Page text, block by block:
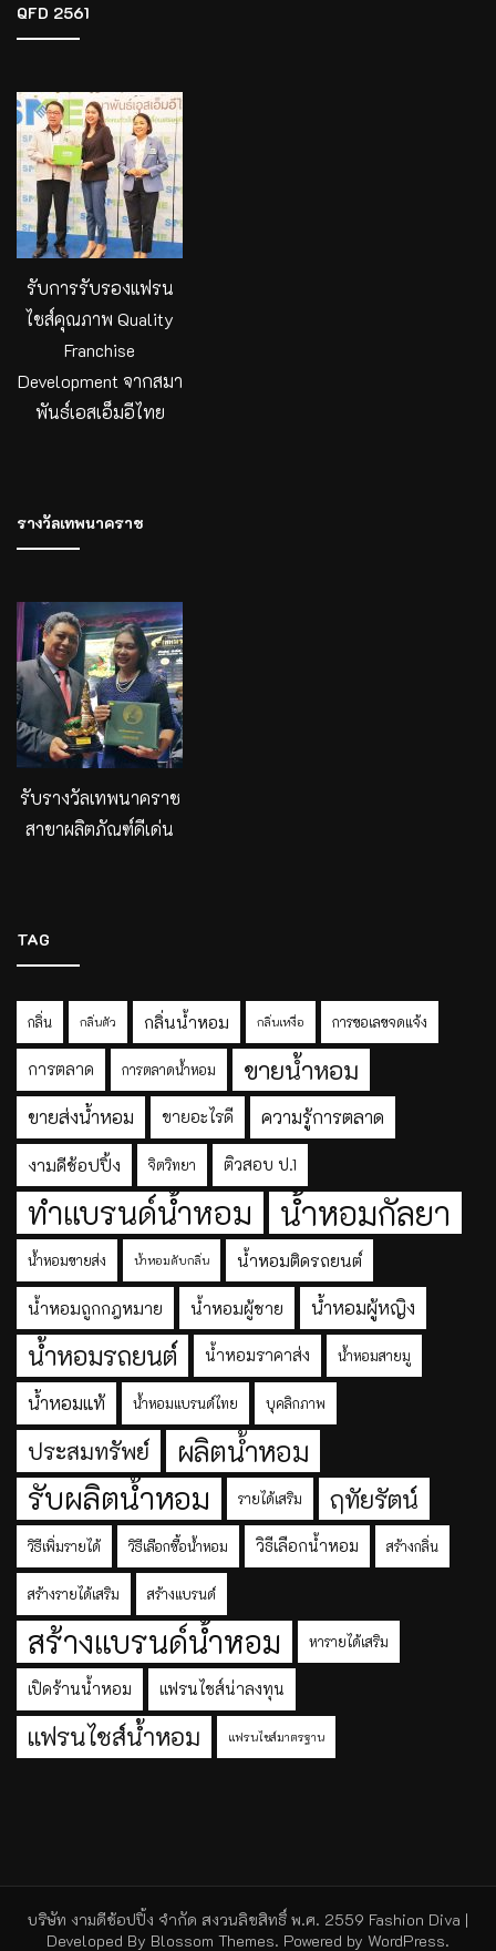
QFD 2561
รับการรับรองแฟรน
ไชส์คุณภาพ Quality
Franchise
Development จากสมา
พันธ์เอสเอ็มอีไทย
รางวัลเทพนาคราช
รับรางวัลเทพนาคราช
สาขาผลิตภัณฑ์ดีเด่น
TAG
กลิ่น กลิ่นตัว กลิ่นน้ำหอม กลิ่นเหงื่อ การขอเลขจดแจ้ง
การตลาด การตลาดน้ำหอม ขายน้ำหอม
ขายส่งน้ำหอม ขายอะไรดี ความรู้การตลาด
งามดีช้อปปิ้ง จิตวิทยา ติวสอบ ป.1
ทำแบรนด์น้ำหอม น้ำหอมกัลยา
น้ำหอมขายส่ง น้ำหอมดับกลิ่น น้ำหอมติดรถยนต์
น้ำหอมถูกกฎหมาย น้ำหอมผู้ชาย น้ำหอมผู้หญิง
น้ำหอมรถยนต์ น้ำหอมราคาส่ง น้ำหอมสายมู
น้ำหอมแท้ น้ำหอมแบรนด์ไทย บุคลิกภาพ
ประสมทรัพย์ ผลิตน้ำหอม
รับผลิตน้ำหอม รายได้เสริม ฤทัยรัตน์
วิธีเพิ่มรายได้ วิธีเลือกซื้อน้ำหอม วิธีเลือกน้ำหอม สร้างกลิ่น
สร้างรายได้เสริม สร้างแบรนด์
สร้างแบรนด์น้ำหอม หารายได้เสริม
เปิดร้านน้ำหอม แฟรนไชส์น่าลงทุน
แฟรนไชส์น้ำหอม แฟรนไชส์มาตรฐาน
บริษัท งามดีช้อปปิ้ง จำกัด สงวนลิขสิทธิ์ พ.ศ. 2559 Fashion Diva |
Developed By Blossom Themes. Powered by WordPress.